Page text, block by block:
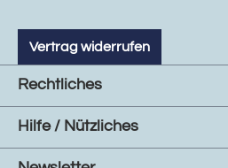
Vertrag widerrufen
Rechtliches
Hilfe / Nützliches